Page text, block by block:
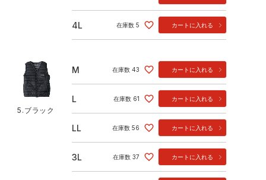
4L 在庫数 5 カートに入れる
5.ブラック
M 在庫数 43 カートに入れる
L 在庫数 61 カートに入れる
LL 在庫数 56 カートに入れる
3L 在庫数 37 カートに入れる